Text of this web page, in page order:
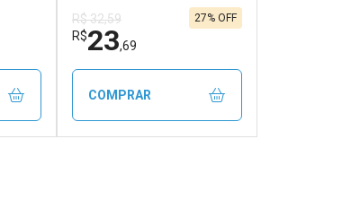
R$ 32,59
R$23,69
27% OFF
COMPRAR